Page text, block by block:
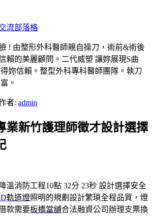
流部落格
! 由整形外科醫師親自操刀，術前&術後
賴的美麗顧問。二代威塑 讓妳展現S曲
妳信賴。整型外科專科醫師團隊。執刀
。
者: admin
業新竹護理師徵才設計選擇
溫消防工程10點 32分 23秒 設計選擇安全
軌道燈照明的規劃設計繁瑣全程品質，燈
款需要板橋當舖合法融資公司辦理支票換